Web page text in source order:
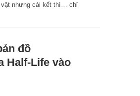
vật nhưng cái kết thì… chỉ
đồ
Half-Life vào